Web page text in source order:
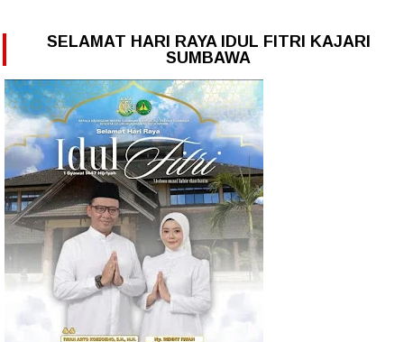
SELAMAT HARI RAYA IDUL FITRI KAJARI
SUMBAWA